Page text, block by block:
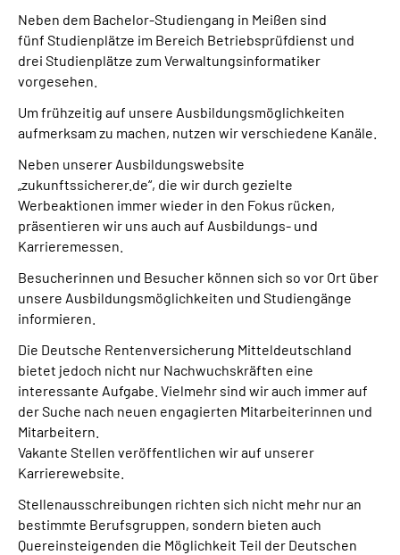
Neben dem Bachelor-Studiengang in Meißen sind
fünf Studienplätze im Bereich Betriebsprüfdienst und
drei Studienplätze zum Verwaltungsinformatiker
vorgesehen.
Um frühzeitig auf unsere Ausbildungsmöglichkeiten
aufmerksam zu machen, nutzen wir verschiedene Kanäle.
Neben unserer Ausbildungswebsite
„zukunftssicherer.de“, die wir durch gezielte
Werbeaktionen immer wieder in den Fokus rücken,
präsentieren wir uns auch auf Ausbildungs- und
Karrieremessen.
Besucherinnen und Besucher können sich so vor Ort über
unsere Ausbildungsmöglichkeiten und Studiengänge
informieren.
Die Deutsche Rentenversicherung Mitteldeutschland
bietet jedoch nicht nur Nachwuchskräften eine
interessante Aufgabe. Vielmehr sind wir auch immer auf
der Suche nach neuen engagierten Mitarbeiterinnen und
Mitarbeitern.
Vakante Stellen veröffentlichen wir auf unserer
Karrierewebsite.
Stellenausschreibungen richten sich nicht mehr nur an
bestimmte Berufsgruppen, sondern bieten auch
Quereinsteigenden die Möglichkeit Teil der Deutschen